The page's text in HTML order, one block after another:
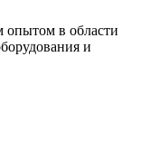
опытом в области
и